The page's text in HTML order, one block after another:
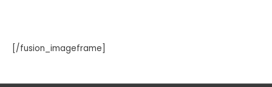
[/fusion_imageframe]